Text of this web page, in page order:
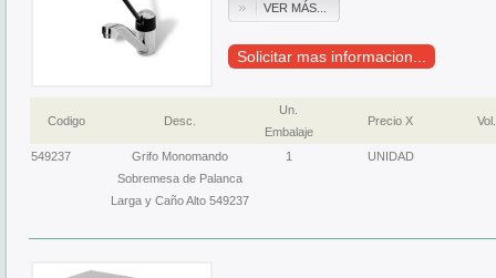
VER MÁS...
Solicitar mas informacion...
Codigo Desc.
Un.
Embalaje
Precio X Vol.
549237
Grifo Monomando
Sobremesa de Palanca
Larga y Caño Alto 549237
1 UNIDAD